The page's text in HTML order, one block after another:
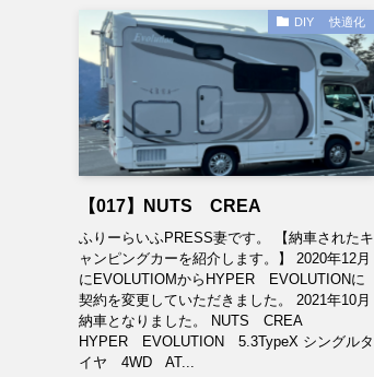
DIY 快適化
【017】NUTS CREA
ふりーらいふPRESS妻です。 【納車されたキ
ャンピングカーを紹介します。】 2020年12月
にEVOLUTIOMからHYPER EVOLUTIONに
契約を変更していただきました。 2021年10月
納車となりました。 NUTS CREA
HYPER EVOLUTION 5.3TypeX シングルタ
イヤ 4WD AT...